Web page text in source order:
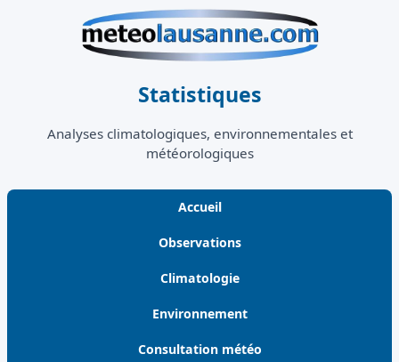
Statistiques
Analyses climatologiques, environnementales et
météorologiques
Accueil
Observations
Climatologie
Environnement
Consultation météo